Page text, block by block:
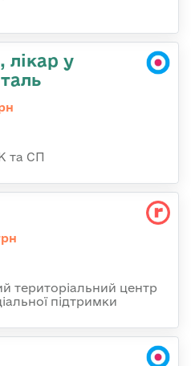
лікар у
та СП
територіальний центр
підтримки